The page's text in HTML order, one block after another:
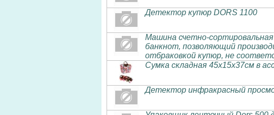
Детектор купюр DORS 1100
Машина счетно-
банкнот, позволяющий
отбраковкой купюр, не
Сумка складная 45х15х37см в
Детектор инфракрасный